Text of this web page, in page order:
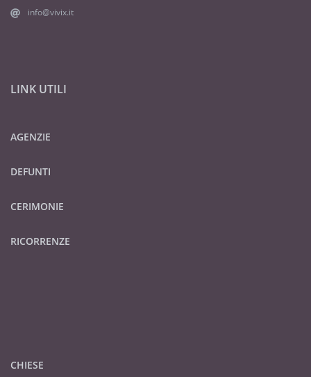
info@vivix.it
LINK UTILI
AGENZIE
DEFUNTI
CERIMONIE
RICORRENZE
CHIESE